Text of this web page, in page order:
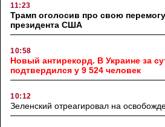
11:23
Трамп оголосив про свою
президента США
10:58
Новый антирекорд. В Украине за
подтвердился у 9 524 человек
10:12
Зеленский отреагировал на